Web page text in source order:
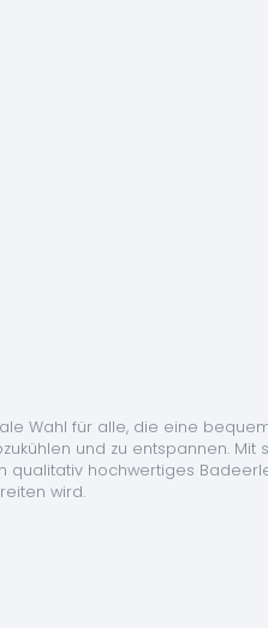
Wahl für alle, die eine
und zu entspannen. Mit
hochwertiges
wird.